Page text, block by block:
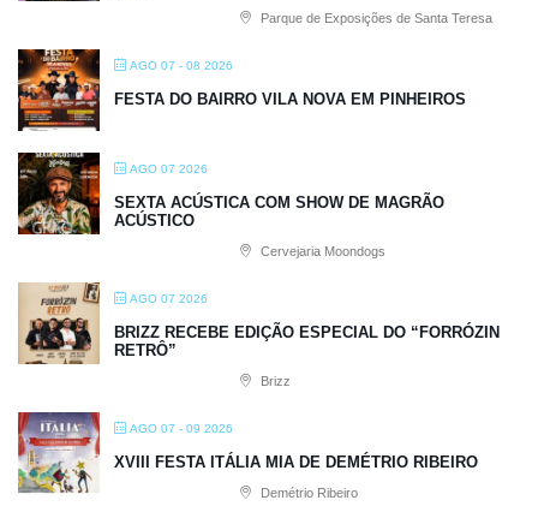
Parque de Exposições de Santa Teresa
AGO 07 - 08 2026
FESTA DO BAIRRO VILA NOVA EM PINHEIROS
AGO 07 2026
SEXTA ACÚSTICA COM SHOW DE MAGRÃO
ACÚSTICO
Cervejaria Moondogs
AGO 07 2026
BRIZZ RECEBE EDIÇÃO ESPECIAL DO “FORRÓZIN
RETRÔ”
Brizz
AGO 07 - 09 2026
XVIII FESTA ITÁLIA MIA DE DEMÉTRIO RIBEIRO
Demétrio Ribeiro